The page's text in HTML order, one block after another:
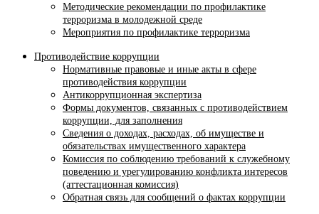
Методические рекомендации по профилактике
терроризма в молодежной среде
Мероприятия по профилактике терроризма
Противодействие коррупции
Нормативные правовые и иные акты в сфере
противодействия коррупции
Антикоррупционная экспертиза
Формы документов, связанных с противодействием
коррупции, для заполнения
Сведения о доходах, расходах, об имуществе и
обязательствах имущественного характера
Комиссия по соблюдению требований к служебному
поведению и урегулированию конфликта интересов
(аттестационная комиссия)
Обратная связь для сообщений о фактах коррупции